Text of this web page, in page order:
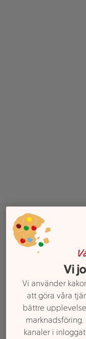
Vi
Vi använder
att göra våra
bättre
kanaler i